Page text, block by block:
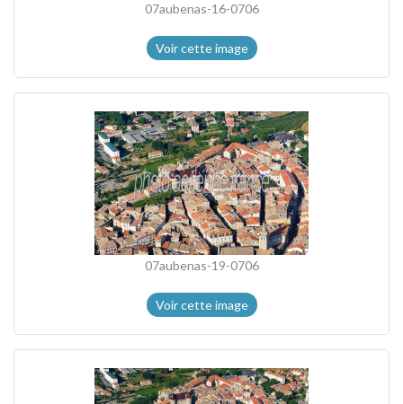
07aubenas-16-0706
Voir cette image
07aubenas-19-0706
Voir cette image